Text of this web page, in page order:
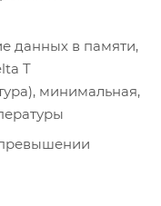
данных в памяти,
T
минимальная,